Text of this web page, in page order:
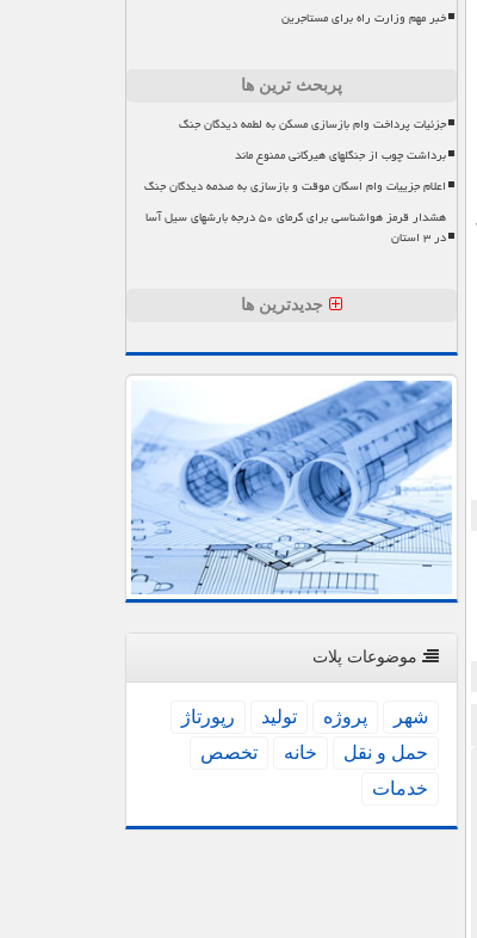
خبر مهم وزارت راه برای مستاجرین
پربحث ترین ها
جزئیات پرداخت وام بازسازی مسکن به لطمه دیدگان جنگ
برداشت چوب از جنگلهای هیرکانی ممنوع ماند
اعلام جزییات وام اسکان موقت و بازسازی به صدمه دیدگان جنگ
هشدار قرمز هواشناسی برای گرمای ۵۰ درجه بارشهای سیل آسا
در ۳ استان
جدیدترین ها
موضوعات پلات
شهر پروژه تولید
رپورتاژ
حمل و نقل
خانه
تخصص
خدمات